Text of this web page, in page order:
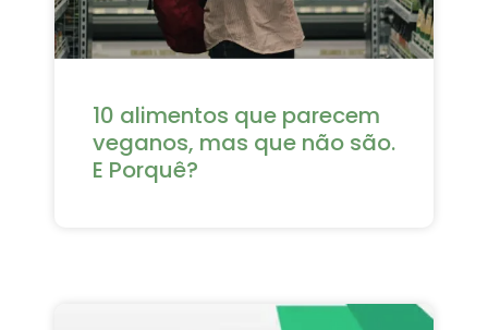
10 alimentos que parecem
veganos, mas que não são.
E Porquê?